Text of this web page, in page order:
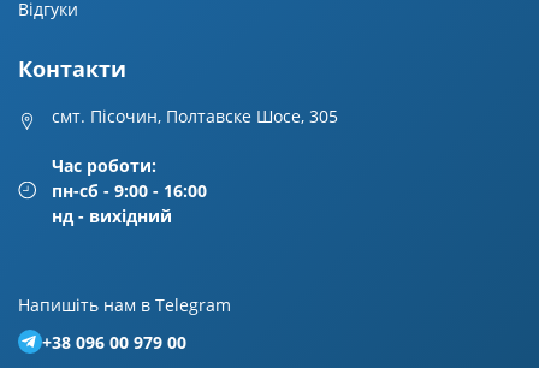
Відгуки
Контакти
смт. Пісочин, Полтавске Шосе, 305
Час роботи:
пн-сб - 9:00 - 16:00
нд - вихідний
Напишiть нам в Telegram
+38 096 00 979 00